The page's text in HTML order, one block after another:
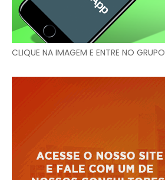
CLIQUE NA IMAGEM E ENTRE NO GRUPO